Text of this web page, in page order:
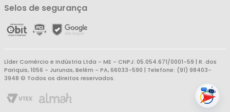
Selos de segurança
Líder Comércio e Indústria Ltda - ME - CNPJ: 05.054.671/0001-59 | R. dos
Pariquis, 1056 - Jurunas, Belém - PA, 66033-590 | Telefone: (91) 98403-
3948 © Todos os direitos reservados.